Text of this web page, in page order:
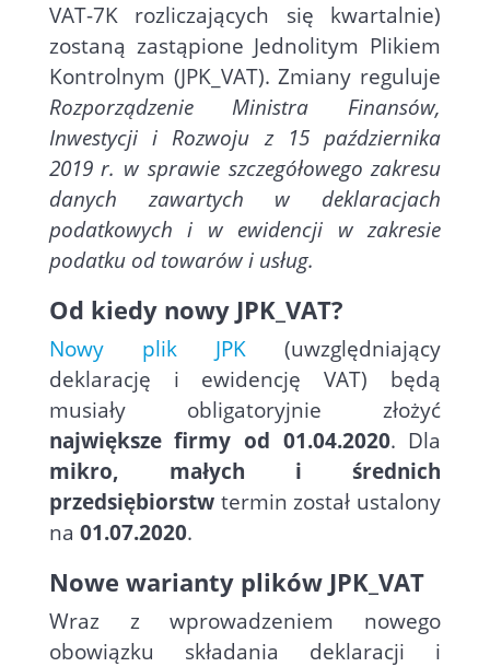
VAT-7K rozliczających się kwartalnie)
zostaną zastąpione Jednolitym Plikiem
Kontrolnym (JPK_VAT). Zmiany reguluje
Rozporządzenie Ministra Finansów,
Inwestycji i Rozwoju z 15 października
2019 r. w sprawie szczegółowego zakresu
danych zawartych w deklaracjach
podatkowych i w ewidencji w zakresie
podatku od towarów i usług.
Od kiedy nowy JPK_VAT?
Nowy plik JPK (uwzględniający
deklarację i ewidencję VAT) będą
musiały obligatoryjnie złożyć
największe firmy od 01.04.2020. Dla
mikro, małych i średnich
przedsiębiorstwtermin został ustalony
na 01.07.2020.
Nowe warianty plików JPK_VAT
Wraz z wprowadzeniem nowego
obowiązku składania deklaracji i